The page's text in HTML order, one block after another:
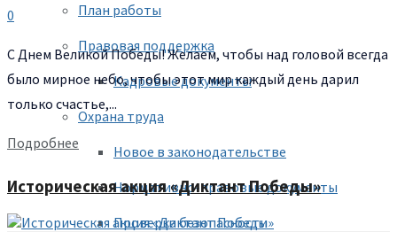
План работы
Правовая поддержка
Кадровые документы
Охрана труда
Новое в законодательстве
Нормативно-правовые документы
Проверка безопасности
0
С Днем Великой Победы! Желаем, чтобы над головой всегда
было мирное небо, чтобы этот мир каждый день дарил
только счастье,...
Подробнее
Историческая акция «Диктант Победы»